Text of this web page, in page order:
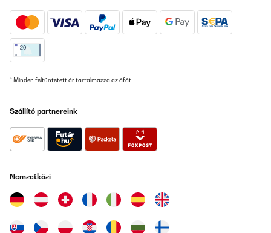
* Minden feltüntetett ár tartalmazza az áfát.
Szállító partnereink
Nemzetközi